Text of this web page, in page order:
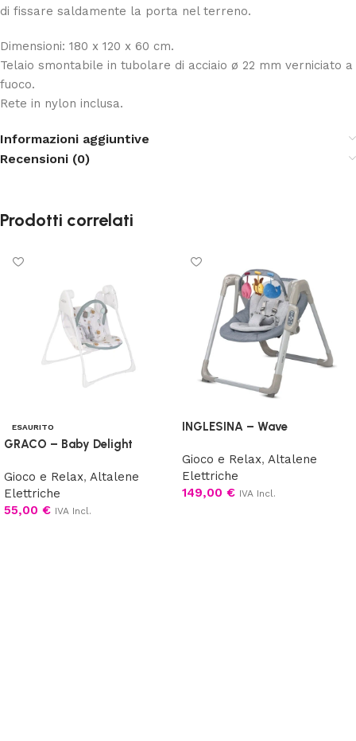
di fissare saldamente la porta nel terreno.
Dimensioni: 180 x 120 x 60 cm.
Telaio smontabile in tubolare di acciaio ø 22 mm verniciato a
fuoco.
Rete in nylon inclusa.
Informazioni aggiuntive
Recensioni (0)
Prodotti correlati
ESAURITO
GRACO – Baby Delight
Gioco e Relax, Altalene
Elettriche
55,00 € IVA Incl.
INGLESINA – Wave
Gioco e Relax, Altalene
Elettriche
149,00 € IVA Incl.